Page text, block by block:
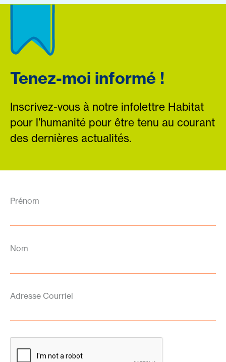
Tenez-moi informé !
Inscrivez-vous à notre infolettre Habitat
pour l’humanité pour être tenu au courant
des dernières actualités.
Prénom
Nom
Adresse Courriel